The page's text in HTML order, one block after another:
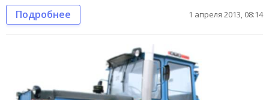
Подробнее 1 апреля 2013, 08:14